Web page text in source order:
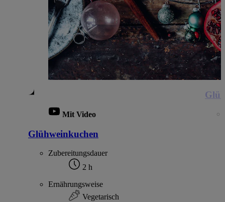
Mit Video
Glühweinkuchen
Zubereitungsdauer
2 h
Ernährungsweise
Vegetarisch